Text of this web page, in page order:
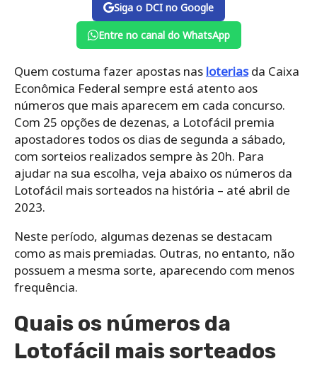
Siga o DCI no Google
Entre no canal do WhatsApp
Quem costuma fazer apostas nas loteriasda Caixa
Econômica Federal sempre está atento aos
números que mais aparecem em cada concurso.
Com 25 opções de dezenas, a Lotofácil premia
apostadores todos os dias de segunda a sábado,
com sorteios realizados sempre às 20h. Para
ajudar na sua escolha, veja abaixo os números da
Lotofácil mais sorteados na história – até abril de
2023.
Neste período, algumas dezenas se destacam
como as mais premiadas. Outras, no entanto, não
possuem a mesma sorte, aparecendo com menos
frequência.
Quais os números da
Lotofácil mais sorteados